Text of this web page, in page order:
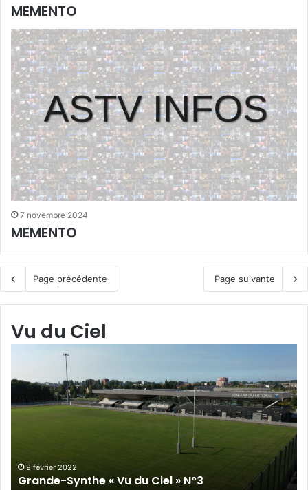
MEMENTO
7 novembre 2024
MEMENTO
Page précédente Page suivante
Vu du Ciel
« Vu
Ciel »
19 janvier 2022
Grande-Synthe « Vu du Ciel » N°2